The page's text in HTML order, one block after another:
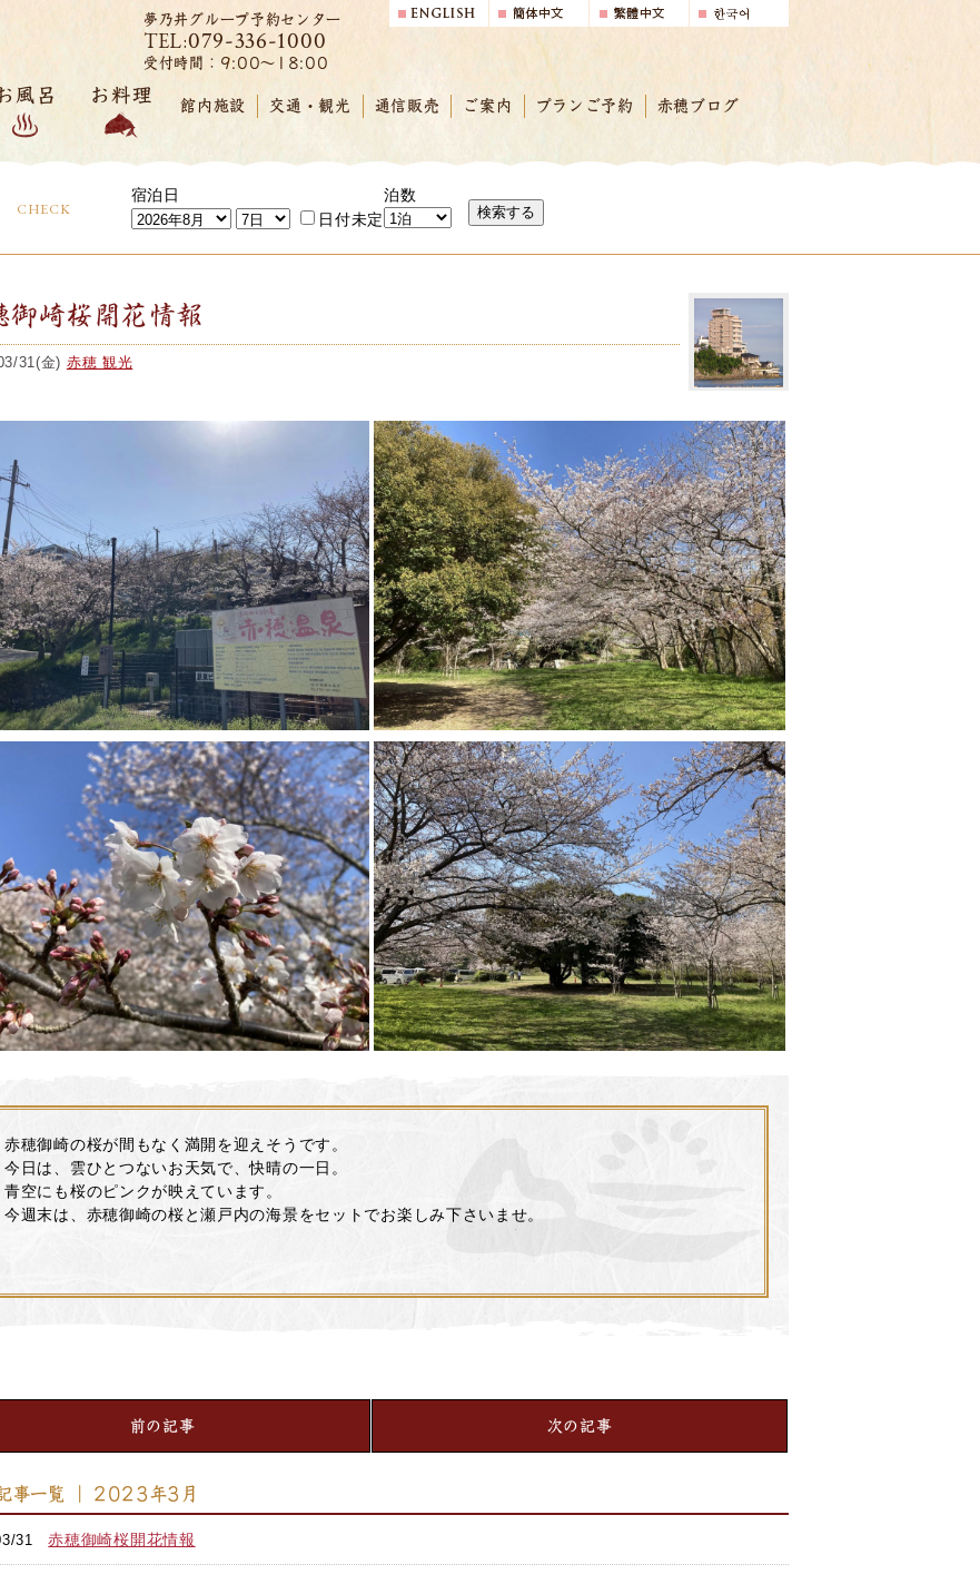
夢乃井グループ予約センター
TEL:079-336-1000
受付時間：9:00～18:00
風呂 お料理
館内施設 交通・観光 通信販売 ご案内 プランご予約 赤穂ブログ
CHECK
宿泊日
日付未定
泊数
検索する
御崎桜開花情報
31(金) 赤穂 観光
赤穂御崎の桜が間もなく満開を迎えそうです。
今日は、雲ひとつないお天気で、快晴の一日。
青空にも桜のピンクが映えています。
今週末は、赤穂御崎の桜と瀬戸内の海景をセットでお楽しみ下さいませ。
前の記事 次の記事
事一覧 ｜ 2023年3月
31赤穂御崎桜開花情報